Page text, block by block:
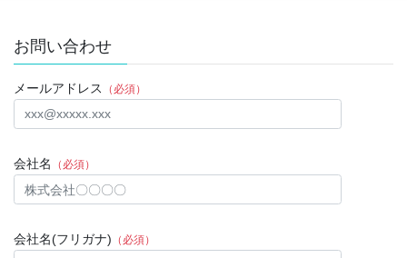
お問い合わせ
メールアドレス （必須）
会社名 （必須）
会社名(フリガナ) （必須）